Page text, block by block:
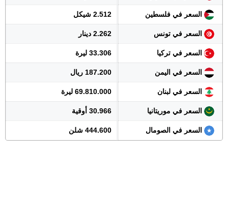
السعر في فلسطين 2.512 شيكل
السعر في تونس 2.262 دينار
السعر في تركيا 33.306 ليرة
السعر في اليمن 187.200 ريال
السعر في لبنان 69.810.000 ليرة
السعر في موريتانيا 30.966 أوقية
السعر في الصومال 444.600 شلن